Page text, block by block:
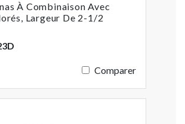
À Combinaison Avec
Largeur De 2-1/2
Comparer